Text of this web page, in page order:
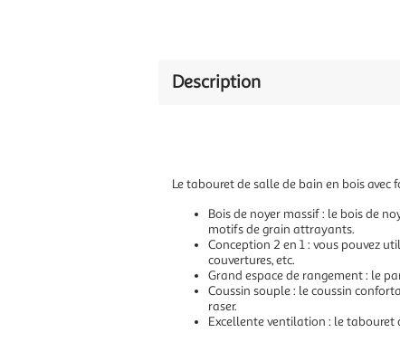
Description
Le tabouret de salle de bain en bois
Bois de noyer massif : le bois de
motifs de grain attrayants.
Conception 2 en 1 : vous pouvez
couvertures, etc.
Grand espace de rangement : le
Coussin souple : le coussin
raser.
Excellente ventilation : le tabouret